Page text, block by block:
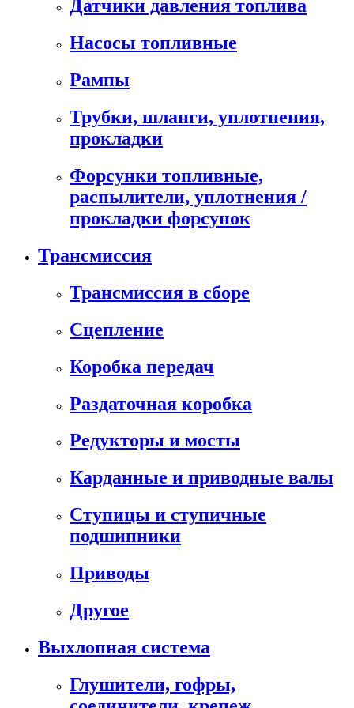
Датчики давления топлива
Насосы топливные
Рампы
Трубки, шланги, уплотнения,
прокладки
Форсунки топливные,
распылители, уплотнения /
прокладки форсунок
Трансмиссия
Трансмиссия в сборе
Сцепление
Коробка передач
Раздаточная коробка
Редукторы и мосты
Карданные и приводные валы
Ступицы и ступичные
подшипники
Приводы
Другое
Выхлопная система
Глушители, гофры,